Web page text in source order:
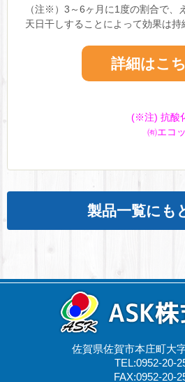
（注※）3～6ヶ月に1度の割合で、
天日干しすることによって効果は持
詳細はこ
(※注) 抗酸
㈲エコ
製品一覧にも
佐賀県佐賀市本庄町大
TEL:0952-20-
FAX:0952-20-